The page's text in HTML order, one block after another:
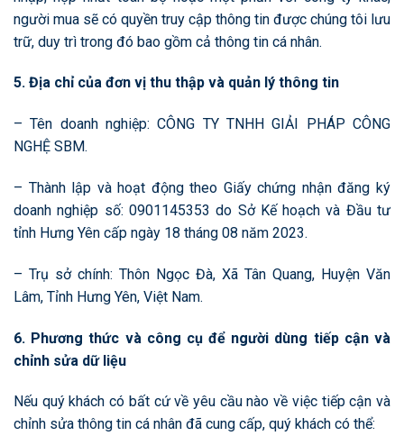
người mua sẽ có quyền truy cập thông tin được chúng tôi lưu
trữ, duy trì trong đó bao gồm cả thông tin cá nhân.
5. Địa chỉ của đơn vị thu thập và quản lý thông tin
– Tên doanh nghiệp: CÔNG TY TNHH GIẢI PHÁP CÔNG
NGHỆ SBM.
– Thành lập và hoạt động theo Giấy chứng nhận đăng ký
doanh nghiệp số: 0901145353 do Sở Kế hoạch và Đầu tư
tỉnh Hưng Yên cấp ngày 18 tháng 08 năm 2023.
– Trụ sở chính: Thôn Ngọc Đà, Xã Tân Quang, Huyện Văn
Lâm, Tỉnh Hưng Yên, Việt Nam.
6. Phương thức và công cụ để người dùng tiếp cận và
chỉnh sửa dữ liệu
Nếu quý khách có bất cứ về yêu cầu nào về việc tiếp cận và
chỉnh sửa thông tin cá nhân đã cung cấp, quý khách có thể: